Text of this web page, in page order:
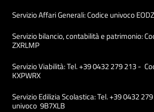
Servizio Affari Generali: Codice univoco
Servizio bilancio, contabilità e patrimonio:
ZXRLMP
Servizio Viabilità: Tel. +39 0432 279 213 -
KXPWRX
Servizio Edilizia Scolastica: Tel. +39 0432
univoco 9B7XLB